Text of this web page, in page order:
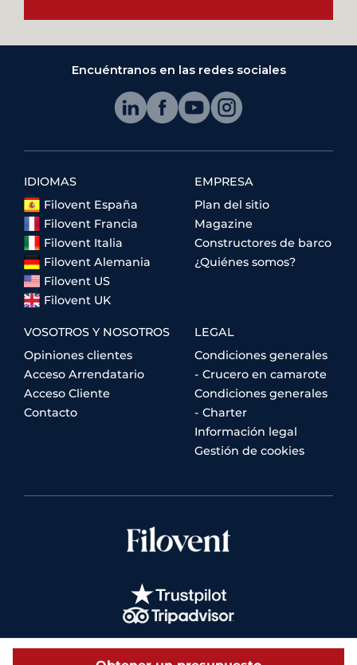
Encuéntranos en las redes sociales
IDIOMAS
Filovent España
Filovent Francia
Filovent Italia
Filovent Alemania
Filovent US
Filovent UK
EMPRESA
Plan del sitio
Magazine
Constructores de barco
¿Quiénes somos?
VOSOTROS Y NOSOTROS
Opiniones clientes
Acceso Arrendatario
Acceso Cliente
Contacto
LEGAL
Condiciones generales
- Crucero en camarote
Condiciones generales
- Charter
Información legal
Gestión de cookies